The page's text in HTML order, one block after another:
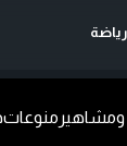
رياضة
منوعات